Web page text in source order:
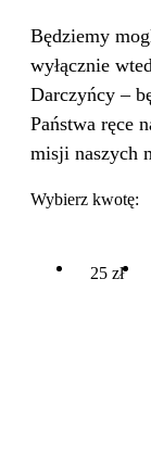
Będziemy
wyłącznie
Darczyńcy –
Państwa ręce
misji naszych
Wybierz kwotę:
25 zł